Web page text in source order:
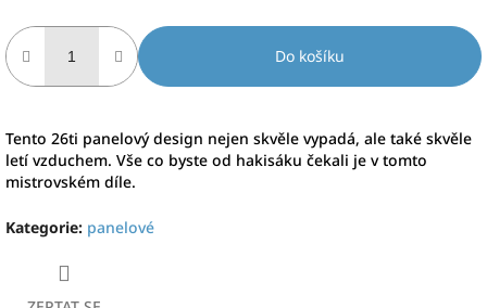
Do košíku
Tento 26ti panelový design nejen skvěle vypadá, ale také skvěle
letí vzduchem. Vše co byste od hakisáku čekali je v tomto
mistrovském díle.
Kategorie: panelové